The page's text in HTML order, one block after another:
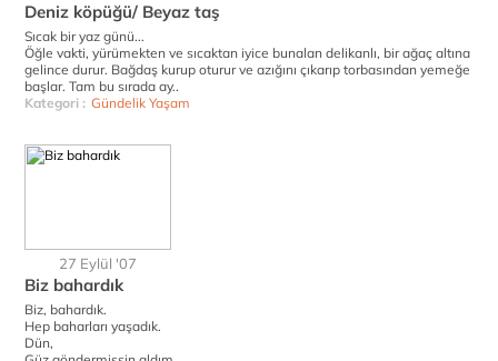
Deniz köpüğü/ Beyaz taş
Sıcak bir yaz günü...
Öğle vakti, yürümekten ve sıcaktan iyice bunalan delikanlı, bir ağaç altına
gelince durur. Bağdaş kurup oturur ve azığını çıkarıp torbasından yemeğe
başlar. Tam bu sırada ay..
Kategori : Gündelik Yaşam
27 Eylül '07
Biz bahardık
Biz, bahardık.
Hep baharları yaşadık.
Dün,